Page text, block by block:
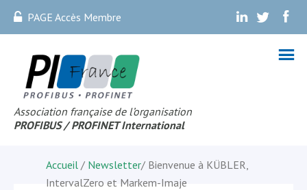
PAGE Accès Membre . . .
Association française de l’organisation
PROFIBUS / PROFINET International
Accueil / Newsletter/ Bienvenue à KÜBLER,
IntervalZero et Markem-Imaje